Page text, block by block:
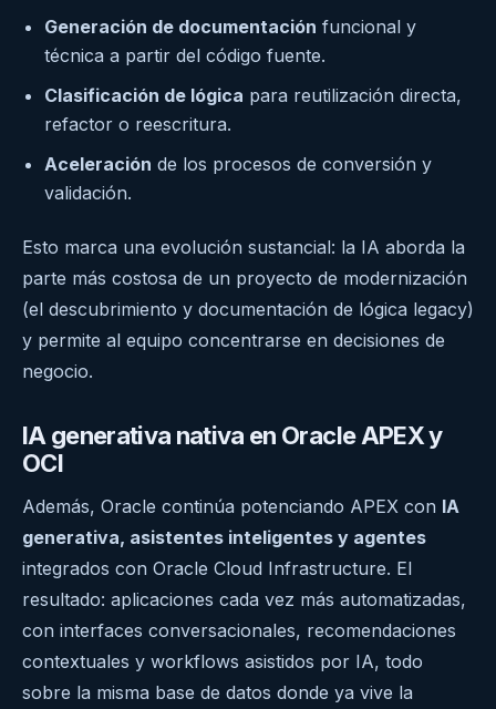
Generación de documentación funcional y
técnica a partir del código fuente.
Clasificación de lógica para reutilización directa,
refactor o reescritura.
Aceleración de los procesos de conversión y
validación.
Esto marca una evolución sustancial: la IA aborda la
parte más costosa de un proyecto de modernización
(el descubrimiento y documentación de lógica legacy)
y permite al equipo concentrarse en decisiones de
negocio.
IA generativa nativa en Oracle APEX y
OCI
Además, Oracle continúa potenciando APEX con IA
generativa, asistentes inteligentes y agentes
integrados con Oracle Cloud Infrastructure. El
resultado: aplicaciones cada vez más automatizadas,
con interfaces conversacionales, recomendaciones
contextuales y workflows asistidos por IA, todo
sobre la misma base de datos donde ya vive la